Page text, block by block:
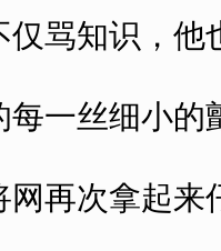
骂知识，
一丝细小
网再次拿起